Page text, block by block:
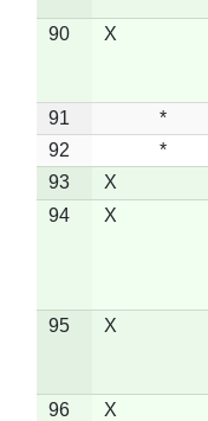
90 X
91 *
92
*
93
X
94
X
95 X
96 X